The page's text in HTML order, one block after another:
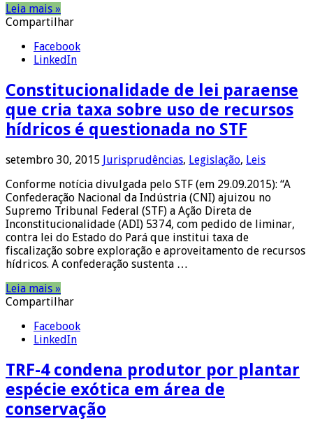
Leia mais »
Compartilhar
Facebook
LinkedIn
Constitucionalidade de lei paraense
que cria taxa sobre uso de recursos
hídricos é questionada no STF
setembro 30, 2015 Jurisprudências, Legislação, Leis
Conforme notícia divulgada pelo STF (em 29.09.2015): “A
Confederação Nacional da Indústria (CNI) ajuizou no
Supremo Tribunal Federal (STF) a Ação Direta de
Inconstitucionalidade (ADI) 5374, com pedido de liminar,
contra lei do Estado do Pará que institui taxa de
fiscalização sobre exploração e aproveitamento de recursos
hídricos. A confederação sustenta …
Leia mais »
Compartilhar
Facebook
LinkedIn
TRF-4 condena produtor por plantar
espécie exótica em área de
conservação